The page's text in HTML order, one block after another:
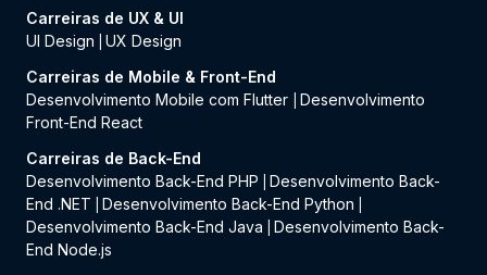
Carreiras de UX & UI
UI Design
UX Design
Carreiras de Mobile & Front-End
Desenvolvimento Mobile com Flutter
Desenvolvimento
Front-End React
Carreiras de Back-End
Desenvolvimento Back-End PHP
Desenvolvimento Back-
End .NET
Desenvolvimento Back-End Python
Desenvolvimento Back-End Java
Desenvolvimento Back-
End Node.js